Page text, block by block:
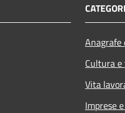
Cultura
Vita
Imprese